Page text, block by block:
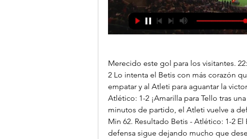
Merecido este gol para los visitantes.
2 Lo intenta el Betis con más corazón
empatar y al Atleti para aguantar la
Atlético: 1-2 ¡Amarilla para Tello tras
minutos de partido, el Atleti vuelve a
Min 62. Resultado Betis - Atlético: 1-2
defensa sigue dejando mucho que